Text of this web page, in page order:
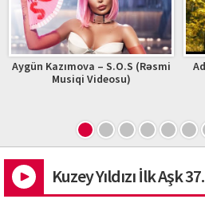
Aygün Kazımova – S.O.S (Rəsmi
Musiqi Videosu)
Kuzey Yıldızı İlk Aşk